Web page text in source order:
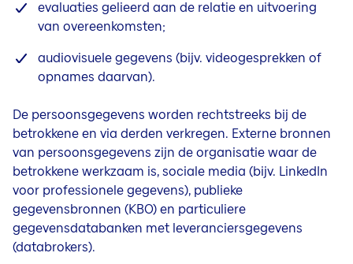
evaluaties gelieerd aan de relatie en uitvoering
van overeenkomsten;
audiovisuele gegevens (bijv. videogesprekken of
opnames daarvan).
De persoonsgegevens worden rechtstreeks bij de
betrokkene en via derden verkregen. Externe bronnen
van persoonsgegevens zijn de organisatie waar de
betrokkene werkzaam is, sociale media (bijv. LinkedIn
voor professionele gegevens), publieke
gegevensbronnen (KBO) en particuliere
gegevensdatabanken met leveranciersgegevens
(databrokers).